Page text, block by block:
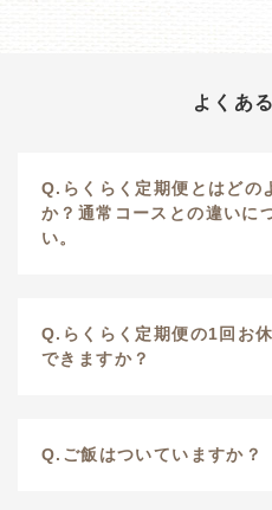
よくあ
Q.らくらく定期便とはどの
か？通常コースとの違いに
い。
Q.らくらく定期便の1回お
できますか？
Q.ご飯はついていますか？